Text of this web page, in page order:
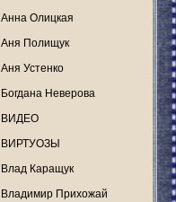
Анна Олицкая
Аня Полищук
Аня Устенко
Богдана Неверова
ВИДЕО
ВИРТУОЗЫ
Влад Каращук
Владимир Прихожай